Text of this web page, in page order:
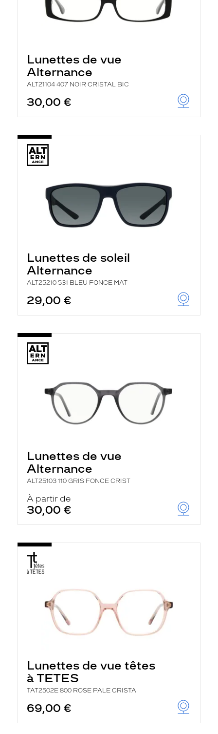
Lunettes de vue
Alternance
ALT21104 407 NOIR CRISTAL BIC
30,00 €
Lunettes de soleil
Alternance
ALT25210 531 BLEU FONCE MAT
29,00 €
Lunettes de vue
Alternance
ALT25103 110 GRIS FONCE CRIST
À partir de
30,00 €
Lunettes de vue têtes
à TETES
TAT2502E 800 ROSE PALE CRISTA
69,00 €